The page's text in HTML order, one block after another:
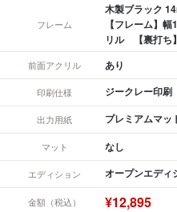
フレーム
木製ブラック
【フレーム】
リル 【裏打ち
前面アクリル あり
印刷仕様 ジークレー印刷
出力用紙 プレミアムマッ
マット なし
エディション オープンエディ
金額（税込） ¥12,895